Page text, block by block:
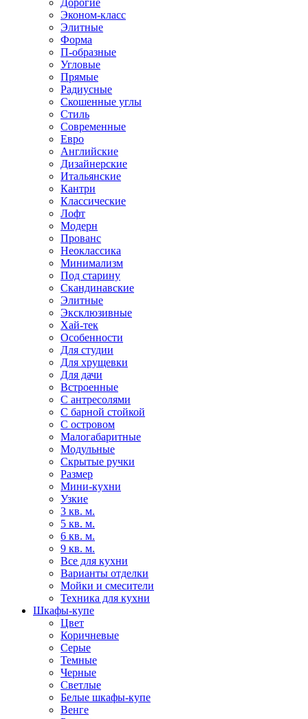
Дорогие
Эконом-класс
Элитные
Форма
П-образные
Угловые
Прямые
Радиусные
Скошенные углы
Стиль
Современные
Евро
Английские
Дизайнерские
Итальянские
Кантри
Классические
Лофт
Модерн
Прованс
Неоклассика
Минимализм
Под старину
Скандинавские
Элитные
Эксклюзивные
Хай-тек
Особенности
Для студии
Для хрущевки
Для дачи
Встроенные
С антресолями
С барной стойкой
С островом
Малогабаритные
Модульные
Скрытые ручки
Размер
Мини-кухни
Узкие
3 кв. м.
5 кв. м.
6 кв. м.
9 кв. м.
Все для кухни
Варианты отделки
Мойки и смесители
Техника для кухни
Шкафы-купе
Цвет
Коричневые
Серые
Темные
Черные
Светлые
Белые шкафы-купе
Венге